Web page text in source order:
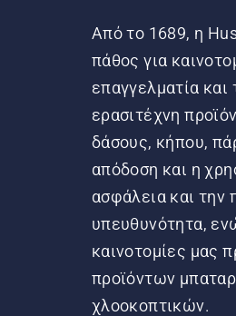
Από το 1689, η
πάθος για
επαγγελματία και
ερασιτέχνη
δάσους, κήπου,
απόδοση και η
ασφάλεια και την
υπευθυνότητα,
καινοτομίες μας
προϊόντων
χλοοκοπτικών.